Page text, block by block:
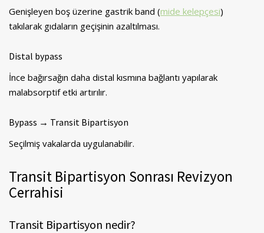
Genişleyen boş üzerine gastrik band (mide kelepçesi)
takılarak gıdaların geçişinin azaltılması.
Distal bypass
İnce bağırsağın daha distal kısmına bağlantı yapılarak
malabsorptif etki artırılır.
Bypass → Transit Bipartisyon
Seçilmiş vakalarda uygulanabilir.
Transit Bipartisyon Sonrası Revizyon
Cerrahisi
Transit Bipartisyon nedir?